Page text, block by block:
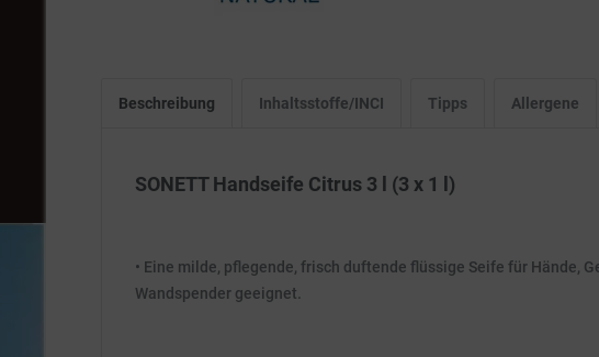
Beschreibung Inhaltsstoffe/INCI Tipps Allergene
SONETT Handseife Citrus 3 l (3 x 1 l)
• Eine milde, pflegende, frisch duftende flüssige Seife für Hände,
Wandspender geeignet.